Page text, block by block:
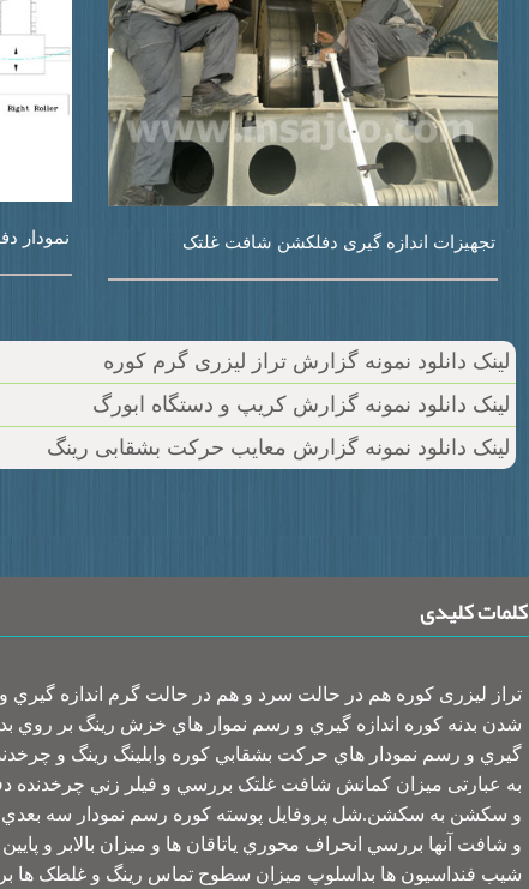
تجهیزات اندازه گیری دفلکشن شافت غلتک نمودار
لینک دانلود نمونه گزارش تراز لیزری گرم کوره
لینک دانلود نمونه گزارش کریپ و دستگاه ابورگ
لینک دانلود نمونه گزارش معایب حرکت بشقابی رینگ
کلمات کلیدی
تراز لیزری کوره هم در حالت سرد و هم در حالت گرم اندازه گيري
شدن بدنه کوره اندازه گيري و رسم نموار هاي خزش رينگ بر روي
گيري و رسم نمودار هاي حرکت بشقابي کوره وابلينگ رينگ و
به عبارتی میزان کمانش شافت غلتک بررسي و فيلر زني
و سکشن به سکشن.شل پروفايل پوسته کوره رسم نمودار سه بعدي
و شافت آنها بررسي انحراف محوري ياتاقان ها و ميزان بالابر و
شيب فنداسيون ها بداسلوپ ميزان سطوح تماس رينگ و غلطک ها